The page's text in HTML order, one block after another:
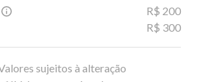
R$ 200
R$ 300
sujeitos à alteração